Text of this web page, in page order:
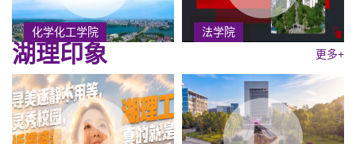
化学化工学院 法学院
湖理印象 更多+